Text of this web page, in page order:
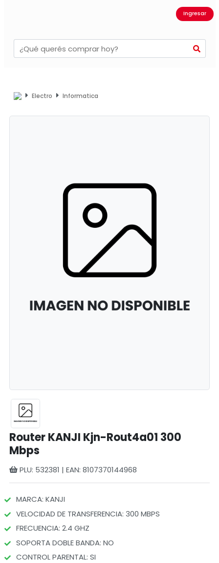
Ingresar
Electro Informatica
Router KANJI Kjn-Rout4a01 300
Mbps
PLU: 532381 | EAN: 8107370144968
MARCA: KANJI
VELOCIDAD DE TRANSFERENCIA: 300 MBPS
FRECUENCIA: 2.4 GHZ
SOPORTA DOBLE BANDA: NO
CONTROL PARENTAL: SI